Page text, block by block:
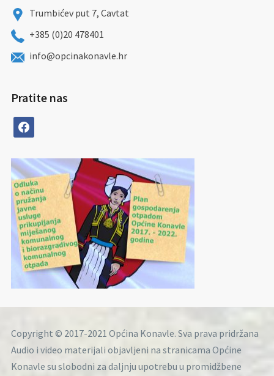
Trumbićev put 7, Cavtat
+385 (0)20 478401
info@opcinakonavle.hr
Pratite nas
facebook
Copyright © 2017-2021 Općina Konavle. Sva prava pridržana
Audio i video materijali objavljeni na stranicama Općine
Konavle su slobodni za daljnju upotrebu u promidžbene